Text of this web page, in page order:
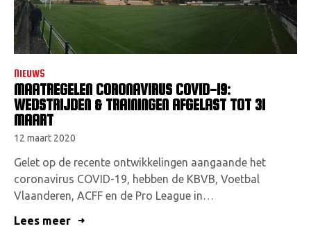
NIEUWS
MAATREGELEN CORONAVIRUS COVID-19:
WEDSTRIJDEN & TRAININGEN AFGELAST TOT 31
MAART
12 maart 2020
Gelet op de recente ontwikkelingen aangaande het
coronavirus COVID-19, hebben de KBVB, Voetbal
Vlaanderen, ACFF en de Pro League in…
Lees meer